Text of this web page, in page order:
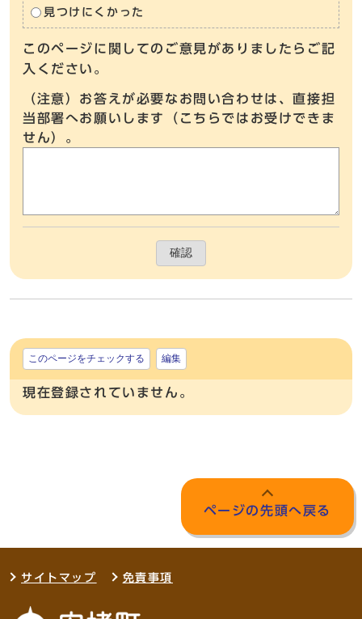
見つけにくかった
このページに関してのご意見がありましたらご記
入ください。
（注意）お答えが必要なお問い合わせは、直接担
当部署へお願いします（こちらではお受けできま
せん）。
確認
このページをチェックする 編集
現在登録されていません。
ページの先頭へ戻る
サイトマップ 免責事項